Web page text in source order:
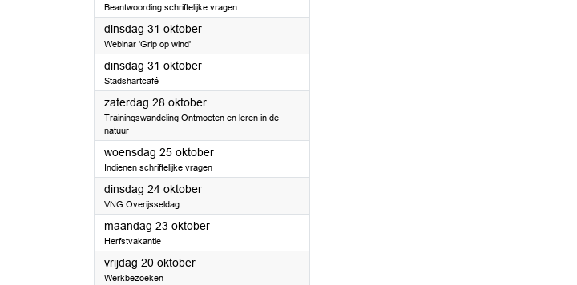
Beantwoording schriftelijke vragen
dinsdag 31 oktober2023
Webinar 'Grip op wind'
dinsdag 31 oktober2023
Stadshartcafé
zaterdag 28 oktober2023
Trainingswandeling Ontmoeten en leren in de
natuur
woensdag 25 oktober2023
Indienen schriftelijke vragen
dinsdag 24 oktober2023
VNG Overijsseldag
maandag 23 oktober2023
Herfstvakantie
vrijdag 20 oktober2023
Werkbezoeken